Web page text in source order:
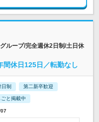
ループ/完全週休2日制/土日休
休日125日／転勤なし
制 第二新卒歓迎
と掲載中